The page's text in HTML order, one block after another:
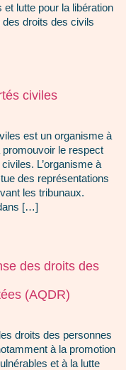
lutte pour la libération
des droits des civils
civiles
est un organisme à
promouvoir le respect
L’organisme à
des représentations
les tribunaux.
[…]
des droits des
(AQDR)
droits des personnes
à la promotion
et à la lutte